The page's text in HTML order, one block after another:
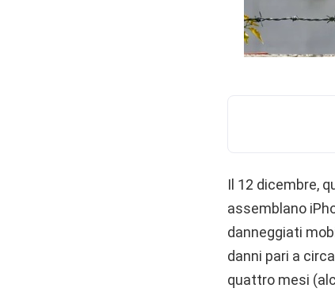
Il 12 dicembre,
assemblano
danneggiati
danni pari a
quattro mesi